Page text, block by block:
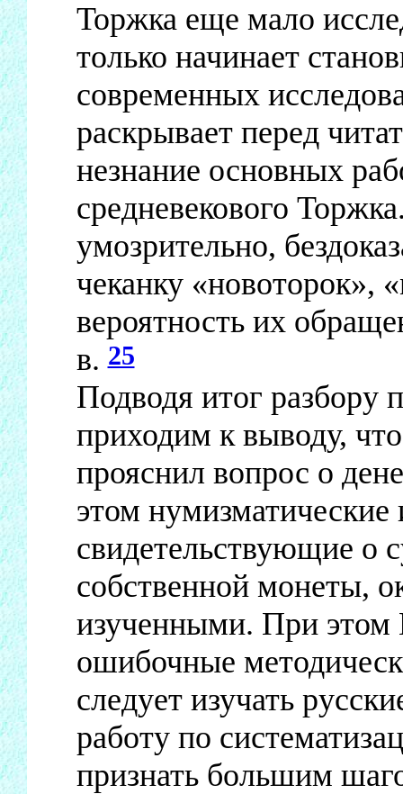
Торжка еще мало
только начинает
современных
раскрывает перед
незнание основных
средневекового
умозрительно,
чеканку «новоторок»,
вероятность их
в.25
Подводя итог
приходим к выводу,
прояснил вопрос о
этом нумизматические
свидетельствующие о
собственной монеты,
изученными. При
ошибочные
следует изучать
работу по
признать большим